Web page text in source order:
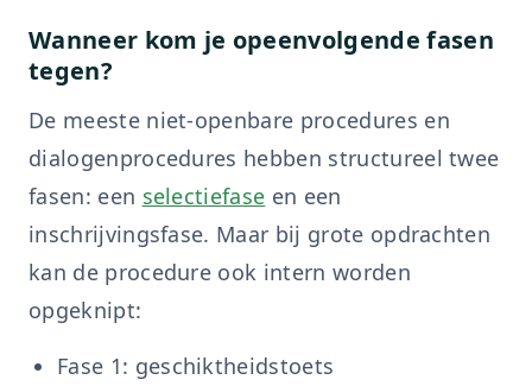
Wanneer kom je opeenvolgende fasen
tegen?
De meeste niet-openbare procedures en
dialogenprocedures hebben structureel twee
fasen: een selectiefase en een
inschrijvingsfase. Maar bij grote opdrachten
kan de procedure ook intern worden
opgeknipt:
Fase 1: geschiktheidstoets